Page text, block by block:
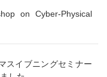
on Cyber-Physical
スイブニングセミナー